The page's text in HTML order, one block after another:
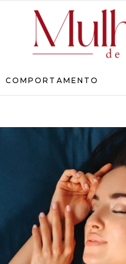
MULHERES
Para
mulheres
chegaram
COMPORTAMENTO